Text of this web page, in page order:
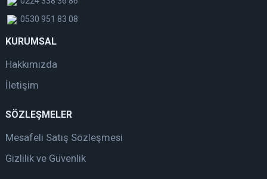
0530 951 83 08
KURUMSAL
Hakkımızda
İletişim
SÖZLEŞMELER
Mesafeli Satış Sözleşmesi
Gizlilik ve Güvenlik